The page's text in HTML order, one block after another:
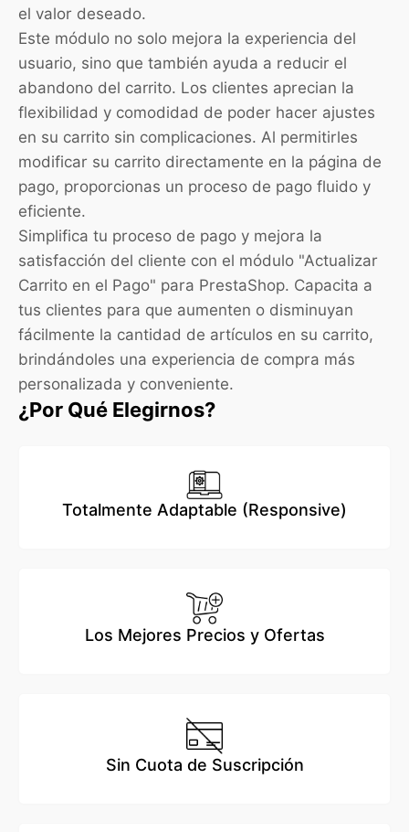
el valor deseado.
Este módulo no solo mejora la experiencia del
usuario, sino que también ayuda a reducir el
abandono del carrito. Los clientes aprecian la
flexibilidad y comodidad de poder hacer ajustes
en su carrito sin complicaciones. Al permitirles
modificar su carrito directamente en la página de
pago, proporcionas un proceso de pago fluido y
eficiente.
Simplifica tu proceso de pago y mejora la
satisfacción del cliente con el módulo "Actualizar
Carrito en el Pago" para PrestaShop. Capacita a
tus clientes para que aumenten o disminuyan
fácilmente la cantidad de artículos en su carrito,
brindándoles una experiencia de compra más
personalizada y conveniente.
¿Por Qué Elegirnos?
Totalmente Adaptable (Responsive)
Los Mejores Precios y Ofertas
Sin Cuota de Suscripción